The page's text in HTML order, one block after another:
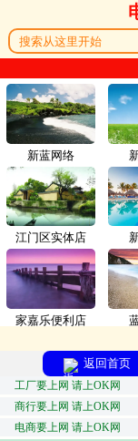
新蓝网络
江门区实体店
家嘉乐便利店
返回首页
工厂要上网 请上OK网
商行要上网 请上OK网
电商要上网 请上OK网